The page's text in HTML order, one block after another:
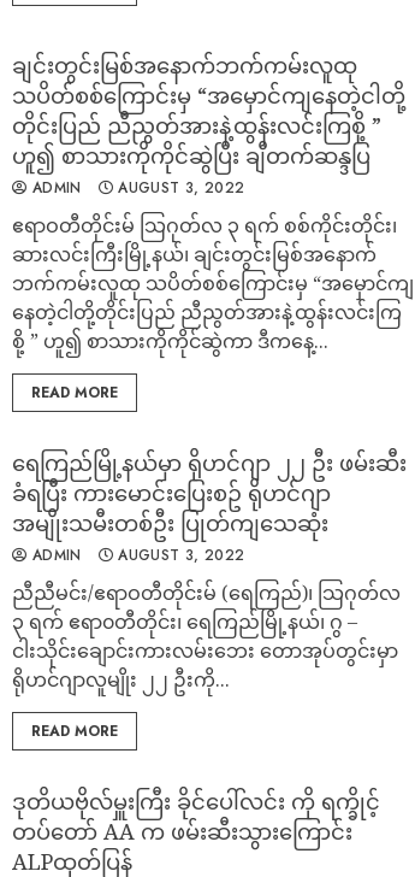
ချင်းတွင်းမြစ်အနောက်ဘက်ကမ်းလူထု
သပိတ်စစ်ကြောင်းမှ “အမှောင်ကျနေတဲ့ငါတို့
တိုင်းပြည် ညီညွတ်အားနဲ့ထွန်းလင်းကြစို့ ”
ဟူ၍ စာသားကိုကိုင်ဆွဲပြီး ချီတက်ဆန္ဒပြ
ADMIN AUGUST 3, 2022
ဧရာဝတီတိုင်းမ် သြဂုတ်လ ၃ ရက် စစ်ကိုင်းတိုင်း၊
ဆားလင်းကြီးမြို့နယ်၊ ချင်းတွင်းမြစ်အနောက်
ဘက်ကမ်းလူထု သပိတ်စစ်ကြောင်းမှ “အမှောင်ကျ
နေတဲ့ငါတို့တိုင်းပြည် ညီညွတ်အားနဲ့ထွန်းလင်းကြ
စို့ ” ဟူ၍ စာသားကိုကိုင်ဆွဲကာ ဒီကနေ့...
READ MORE
ရေကြည်မြို့နယ်မှာ ရိုဟင်ဂျာ ၂၂ ဦး ဖမ်းဆီး
ခံရပြီး ကားမောင်းပြေးစဥ် ရိုဟင်ဂျာ
အမျိုးသမီးတစ်ဦး ပြုတ်ကျသေဆုံး
ADMIN AUGUST 3, 2022
ညီညီမင်း/ဧရာဝတီတိုင်းမ် (ရေကြည်)၊ သြဂုတ်လ
၃ ရက် ဧရာ၀တီတိုင်း၊ ရေကြည်မြို့နယ်၊ ဂွ –
ငါးသိုင်းချောင်းကားလမ်းဘေး တောအုပ်တွင်းမှာ
ရိုဟင်ဂျာလူမျိုး ၂၂ ဦးကို...
READ MORE
ဒုတိယဗိုလ်မှူးကြီး ခိုင်ပေါ်လင်း ကို ရက္ခိုင့်
တပ်တော် AA က ဖမ်းဆီးသွားကြောင်း
ALPထုတ်ပြန်